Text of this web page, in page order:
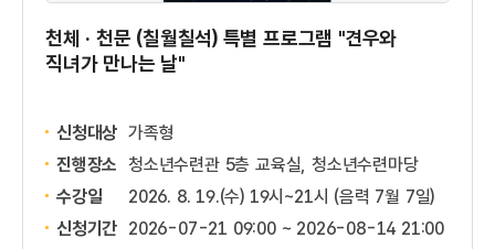
천체 · 천문 (칠월칠석) 특별 프로그램 "견우와
직녀가 만나는 날"
신청대상 가족형
진행장소 청소년수련관 5층 교육실, 청소년수련마당
수강일
2026. 8. 19.(수) 19시~21시 (음력 7월 7일)
신청기간 2026-07-21 09:00 ~ 2026-08-14 21:00